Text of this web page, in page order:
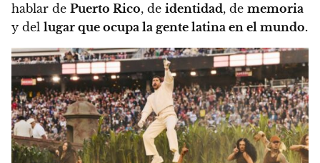
hablar de Puerto Rico, de identidad, de memoria
y del lugar que ocupa la gente latina en el mundo.